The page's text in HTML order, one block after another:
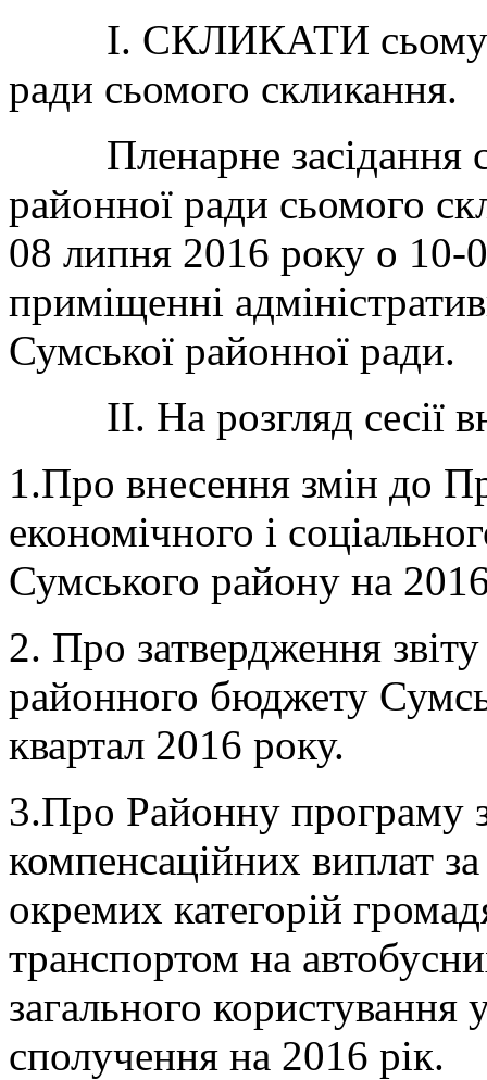
І. СКЛИКАТИ сьому
ради сьомого скликання.
Пленарне засідання
районної ради сьомого
08 липня 2016 року о 10-
приміщенні
Сумської районної ради.
ІІ. На розгляд сесії
1.Про внесення змін до
економічного і
Сумського району на
2. Про затвердження
районного бюджету
квартал 2016 року.
3.Про Районну програму
компенсаційних виплат
окремих категорій
транспортом на
загального користування
сполучення на 2016 рік.